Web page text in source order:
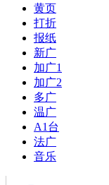
黄页
打折
报纸
新广
加广1
加广2
多广
温广
A1台
法广
音乐